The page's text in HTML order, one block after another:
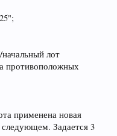
лот
противоположных
применена новая
следующем. Задается 3